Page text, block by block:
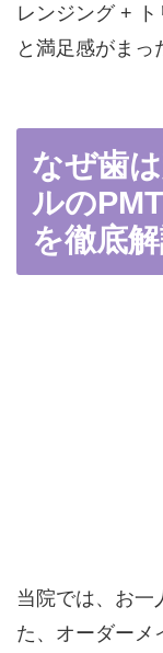
レンジング + ト
と満足感がまっ
なぜ歯
ルの
を徹底
当院では、お一
た、オーダーメ